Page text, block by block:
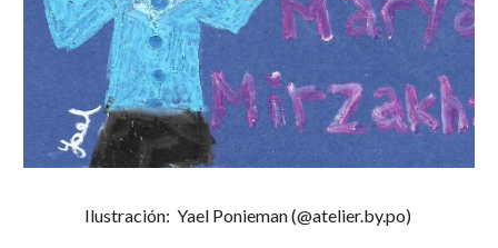
Ilustración:  Yael Ponieman (@atelier.by.po)